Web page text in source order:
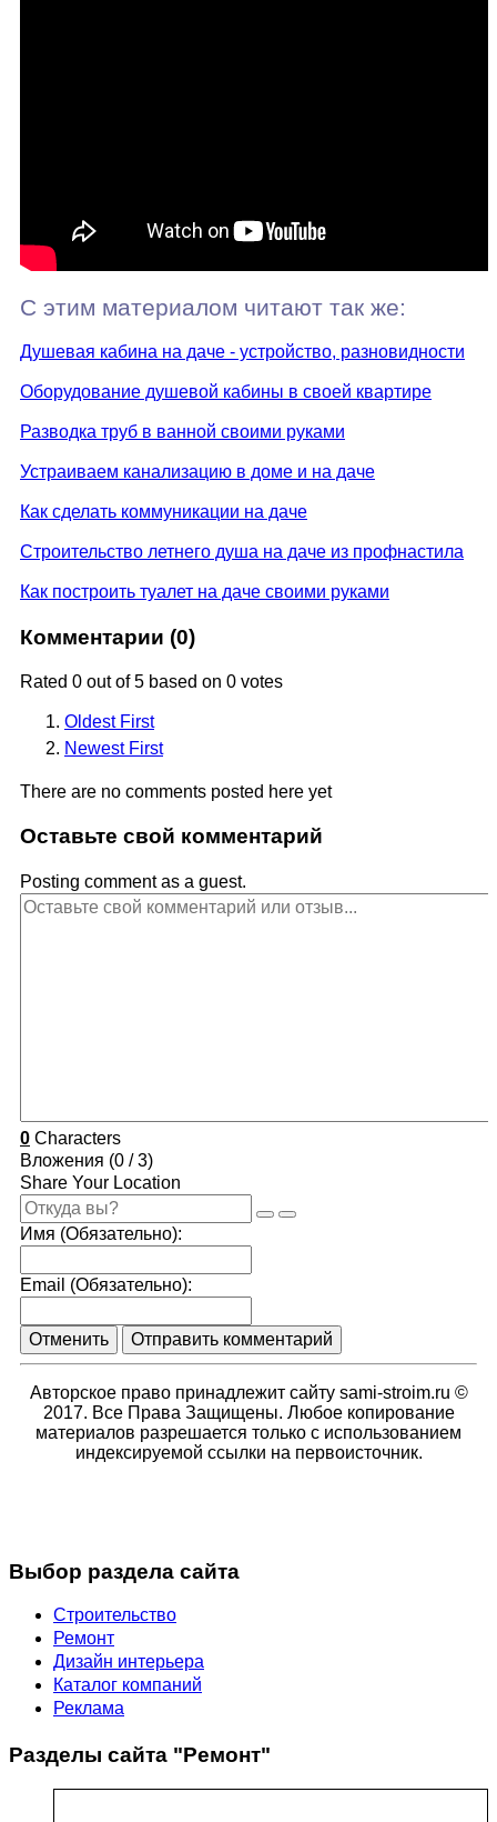
С этим материалом читают так же:
Душевая кабина на даче - устройство, разновидности
Оборудование душевой кабины в своей квартире
Разводка труб в ванной своими руками
Устраиваем канализацию в доме и на даче
Как сделать коммуникации на даче
Строительство летнего душа на даче из профнастила
Как построить туалет на даче своими руками
Комментарии (0)
Rated 0 out of 5 based on 0 votes
Oldest First
Newest First
There are no comments posted here yet
Оставьте свой комментарий
Posting comment as a guest.
0 Characters
Вложения (0 / 3)
Share Your Location
Имя (Обязательно):
Email (Обязательно):
Отменить Отправить комментарий
Авторское право принадлежит сайту sami-stroim.ru ©
2017. Все Права Защищены. Любое копирование
материалов разрешается только с использованием
индексируемой ссылки на первоисточник.
Выбор раздела сайта
Строительство
Ремонт
Дизайн интерьера
Каталог компаний
Реклама
Разделы сайта "Ремонт"